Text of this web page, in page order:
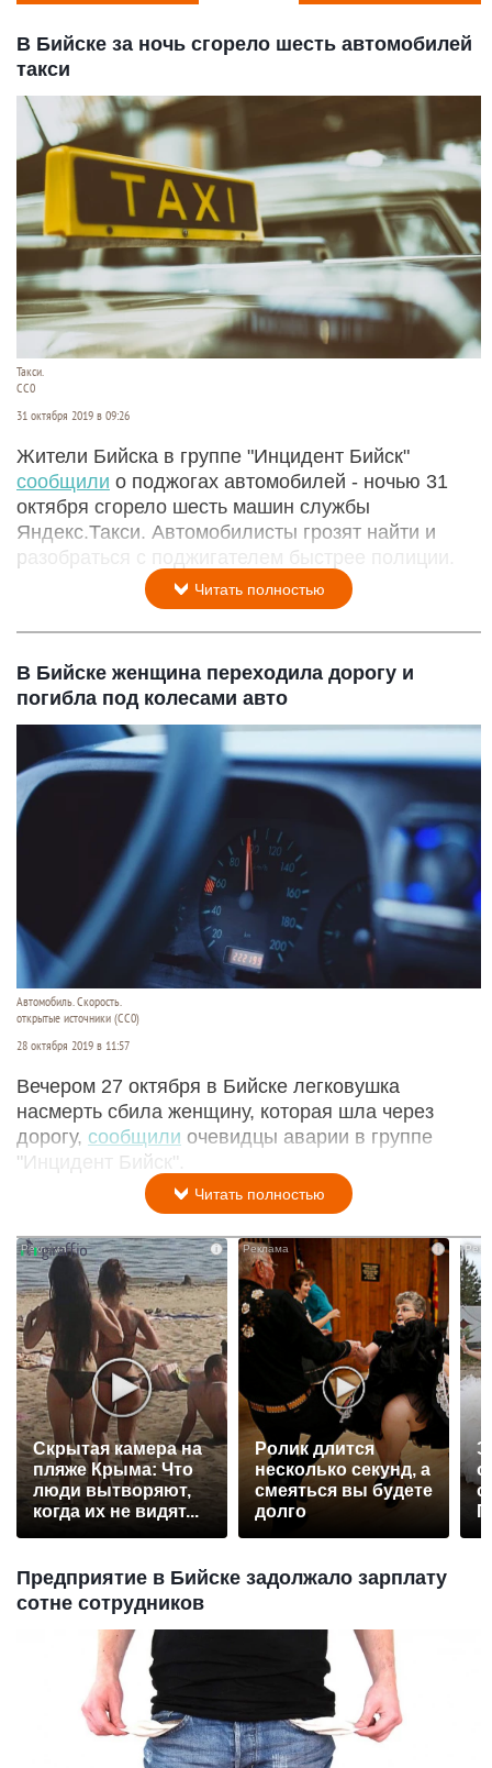
В Бийске за ночь сгорело шесть автомобилей
такси
Такси.
СС0
31 октября 2019 в 09:26
Жители Бийска в группе "Инцидент Бийск"
сообщили о поджогах автомобилей - ночью 31
октября сгорело шесть машин службы
Яндекс.Такси. Автомобилисты грозят найти и
разобраться с поджигателем быстрее полиции.
Читать полностью
В Бийске женщина переходила дорогу и
погибла под колесами авто
Автомобиль. Скорость.
открытые источники (CC0)
28 октября 2019 в 11:57
Вечером 27 октября в Бийске легковушка
насмерть сбила женщину, которая шла через
дорогу, сообщили очевидцы аварии в группе
"Инцидент Бийск".
Читать полностью
i
Скрытая камера на
пляже Крыма: Что
люди вытворяют,
когда их не видят...
Ролик длится
несколько секунд, а
смеяться вы будете
долго
Предприятие в Бийске задолжало зарплату
сотне сотрудников